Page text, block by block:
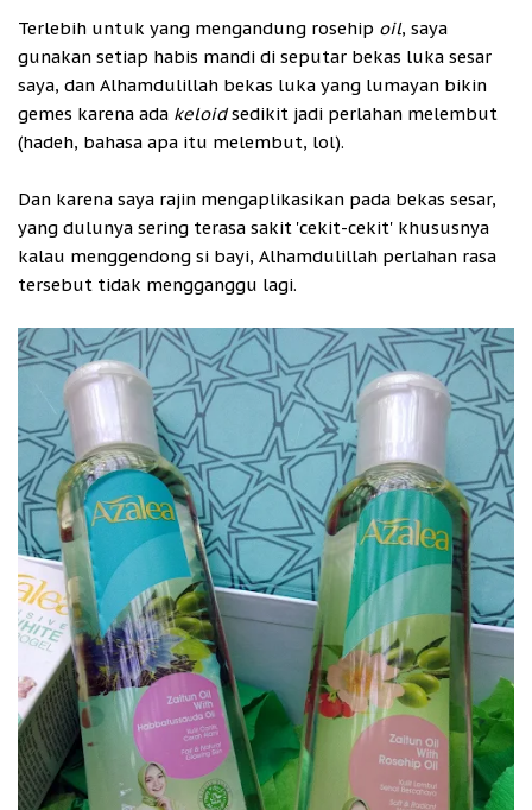
Terlebih untuk yang mengandung rosehip oil, saya
gunakan setiap habis mandi di seputar bekas luka sesar
saya, dan Alhamdulillah bekas luka yang lumayan bikin
gemes karena ada keloidsedikit jadi perlahan melembut
(hadeh, bahasa apa itu melembut, lol).
Dan karena saya rajin mengaplikasikan pada bekas sesar,
yang dulunya sering terasa sakit 'cekit-cekit' khususnya
kalau menggendong si bayi, Alhamdulillah perlahan rasa
tersebut tidak mengganggu lagi.